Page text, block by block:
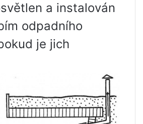
a instalován
odpadního
je jich